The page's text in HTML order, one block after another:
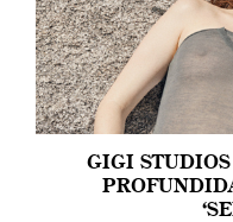
GIGI STUDIOS